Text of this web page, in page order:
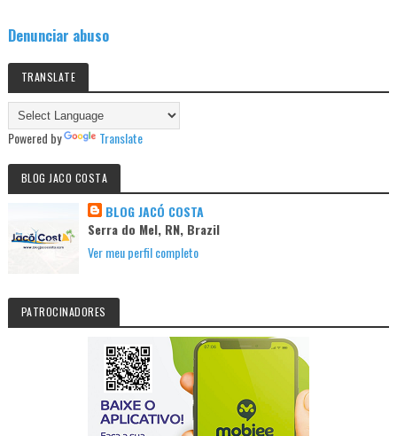
Denunciar abuso
TRANSLATE
Powered by Translate
BLOG JACO COSTA
BLOG JACÓ COSTA
Serra do Mel, RN, Brazil
Ver meu perfil completo
PATROCINADORES